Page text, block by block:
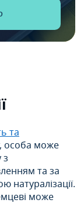
та
особа може
з
та за
може